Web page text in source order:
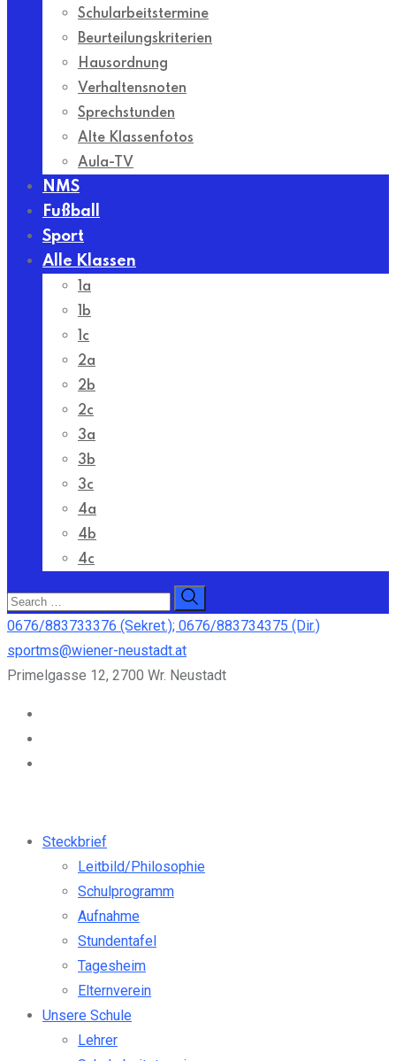
Schularbeitstermine
Beurteilungskriterien
Hausordnung
Verhaltensnoten
Sprechstunden
Alte Klassenfotos
Aula-TV
NMS
Fußball
Sport
Alle Klassen
1a
1b
1c
2a
2b
2c
3a
3b
3c
4a
4b
4c
0676/883733376 (Sekret.); 0676/883734375 (Dir.)
sportms@wiener-neustadt.at
Primelgasse 12, 2700 Wr. Neustadt
Steckbrief
Leitbild/Philosophie
Schulprogramm
Aufnahme
Stundentafel
Tagesheim
Elternverein
Unsere Schule
Lehrer